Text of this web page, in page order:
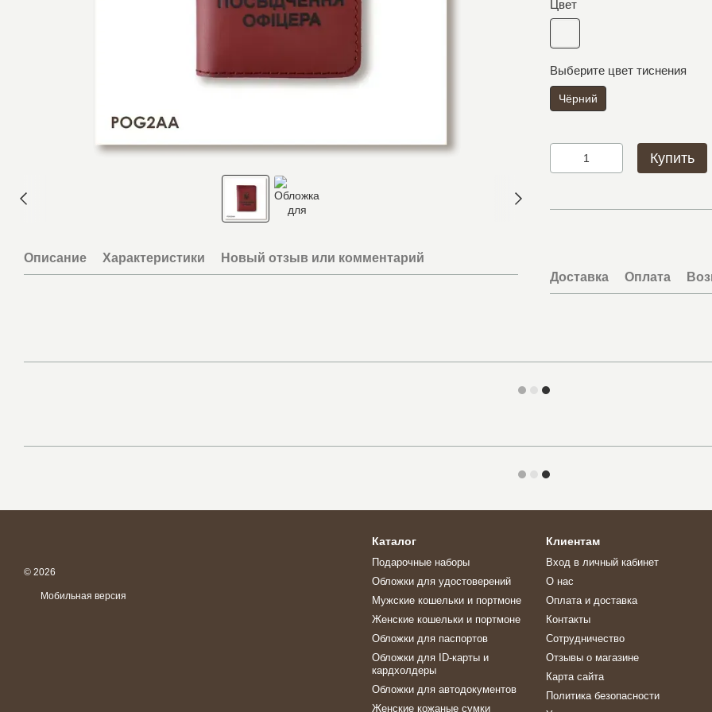
Описание Характеристики Новый отзыв или комментарий
Цвет
Выберите цвет тиснения
Чёрний
Купить
Доставка Оплата
© 2026
Мобильная версия
Каталог
Подарочные наборы
Обложки для удостоверений
Мужские кошельки и портмоне
Женские кошельки и портмоне
Обложки для паспортов
Обложки для ID-карты и
кардхолдеры
Обложки для автодокументов
Женские кожаные сумки
Клиентам
Вход в личный кабинет
О нас
Оплата и доставка
Контакты
Сотрудничество
Отзывы о магазине
Карта сайта
Политика безопасности